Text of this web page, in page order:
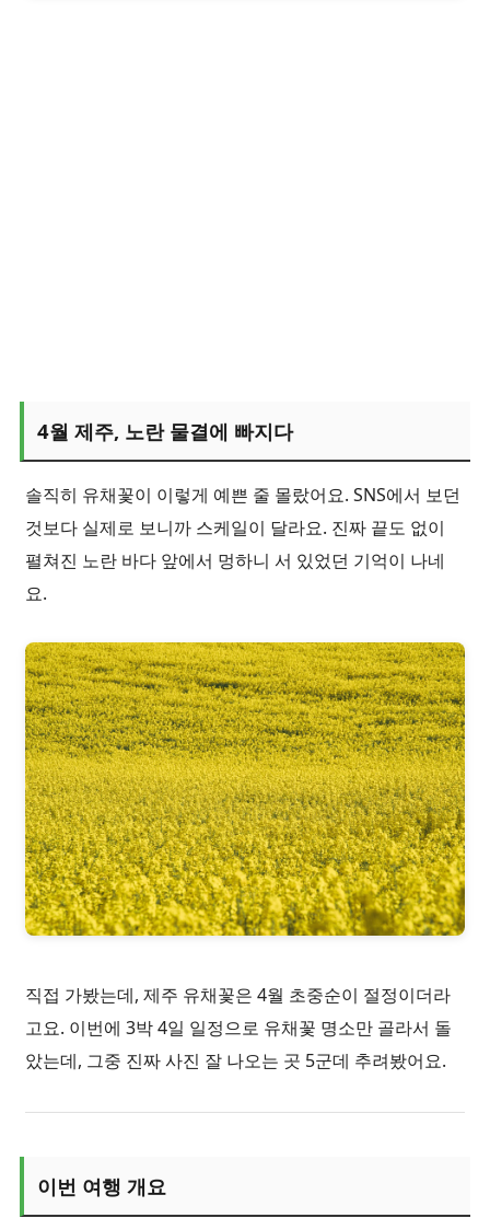
4월 제주, 노란 물결에 빠지다
솔직히 유채꽃이 이렇게 예쁜 줄 몰랐어요. SNS에서 보던
것보다 실제로 보니까 스케일이 달라요. 진짜 끝도 없이
펼쳐진 노란 바다 앞에서 멍하니 서 있었던 기억이 나네
요.
직접 가봤는데, 제주 유채꽃은 4월 초중순이 절정이더라
고요. 이번에 3박 4일 일정으로 유채꽃 명소만 골라서 돌
았는데, 그중 진짜 사진 잘 나오는 곳 5군데 추려봤어요.
이번 여행 개요